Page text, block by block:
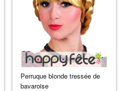
Perruque blonde tressée de
bavaroise